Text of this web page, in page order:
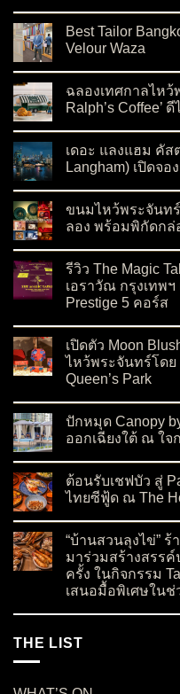
Best Tailor
Velour Waza
ฉลองเทศกาลไห
Ralph’s
เดอะ แลงแฮม คัส
Langham) เปิดจอ
ขนมไหว้พระจันทร์
ลอง พร้อมพิกัดกล่
รีวิว The Magic
เอราวัณ กรุงเทพฯ
Prestige 5 คอร์ส
เปิดตัว Moon
ไหว้พระจันทร์โดย
Queen’s Park
ปักหมุด Canopy
ออกเฉียงใต้ ณ ใ
ต้อนรับเชฟบัว สู่
ไทยซีฟู้ด ณ The
“บ้านสวนลุงไข่”
มาร่วมสร้างสรร
ครั้ง ในกิจกรรม
เสนอมื้อพิเศษใน
THE LIST